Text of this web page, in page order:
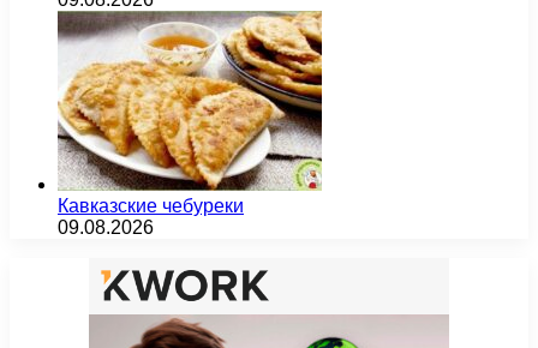
Кавказские чебуреки
09.08.2026